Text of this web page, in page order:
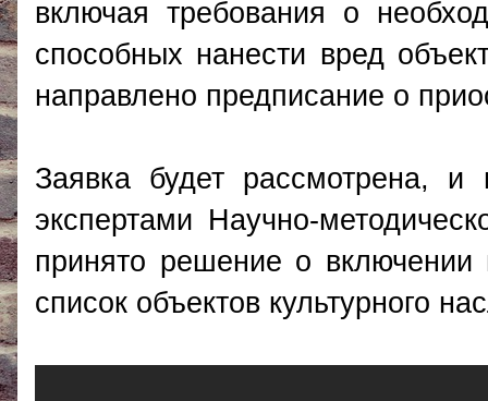
включая требования о
способных нанести вред
направлено предписание о
Заявка будет рассмотрена, и
экспертами Научно-
принято решение о
список объектов культурного